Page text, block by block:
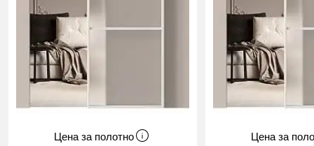
Цена за полотно Цена за